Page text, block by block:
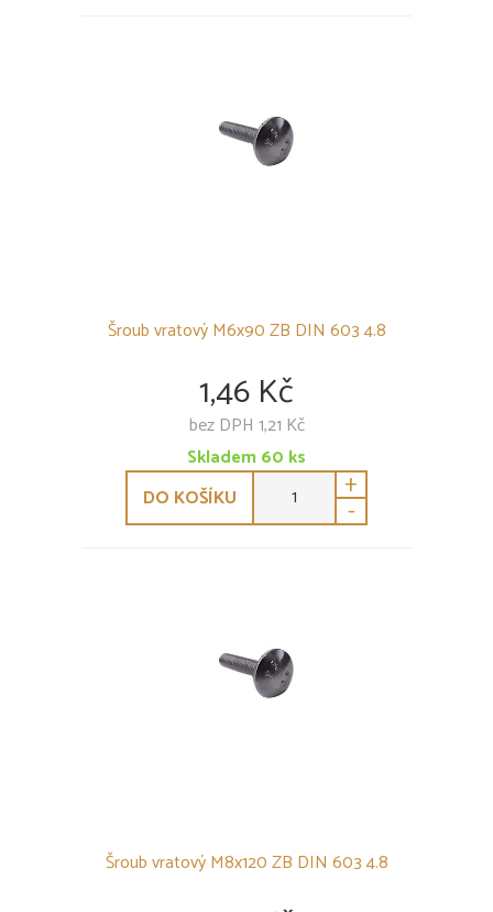
Šroub vratový M6x90 ZB DIN 603 4.8
1,46 Kč
bez DPH 1,21 Kč
Skladem60 ks
DO KOŠÍKU
+
-
Šroub vratový M8x120 ZB DIN 603 4.8